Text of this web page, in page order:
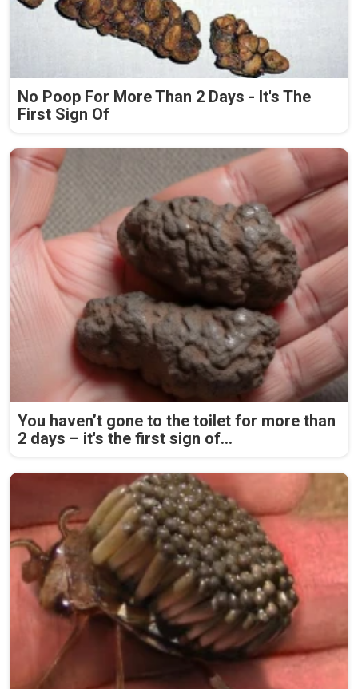
No Poop For More Than 2 Days - It's The
First Sign Of
You haven’t gone to the toilet for more than
2 days – it's the first sign of...